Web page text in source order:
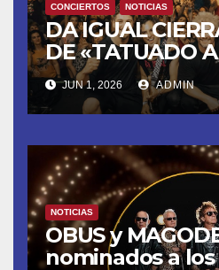
CONCIERTOS NOTICIAS
DA IGUAL
DE «TATUADO
CON UN LLENO
DEL MOVISTAR
MADRID
JUN 1, 2026 ADMIN
NOTICIAS
OBUS y
nominados a